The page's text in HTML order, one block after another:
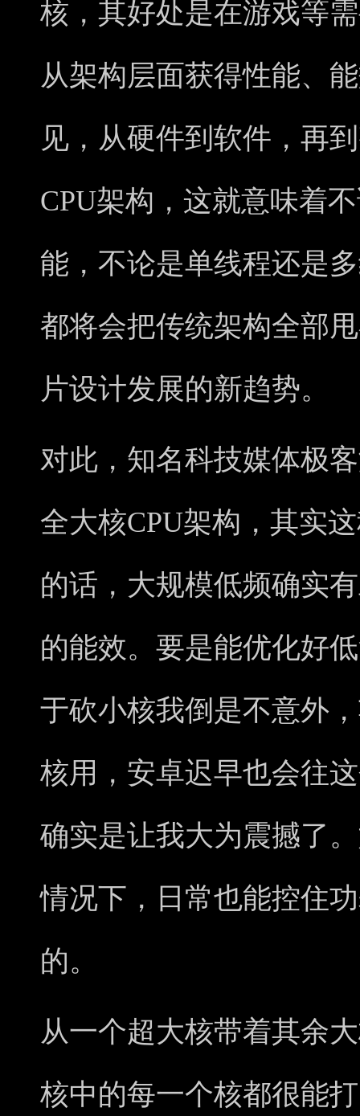
核，其好处是在游戏等
从架构层面获得性能、
见，从硬件到软件，再
CPU架构，这就意味着
能，不论是单线程还是
都将会把传统架构全部
片设计发展的新趋势。
对此，知名科技媒体极
全大核CPU架构，其实
的话，大规模低频确实
的能效。要是能优化好
于砍小核我倒是不意外
核用，安卓迟早也会往
确实是让我大为震撼了
情况下，日常也能控住
的。
从一个超大核带着其余
核中的每一个核都很能